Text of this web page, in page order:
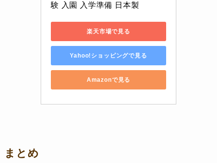
験 入園 入学準備 日本製
楽天市場で見る
Yahoo!ショッピングで見る
Amazonで見る
まとめ